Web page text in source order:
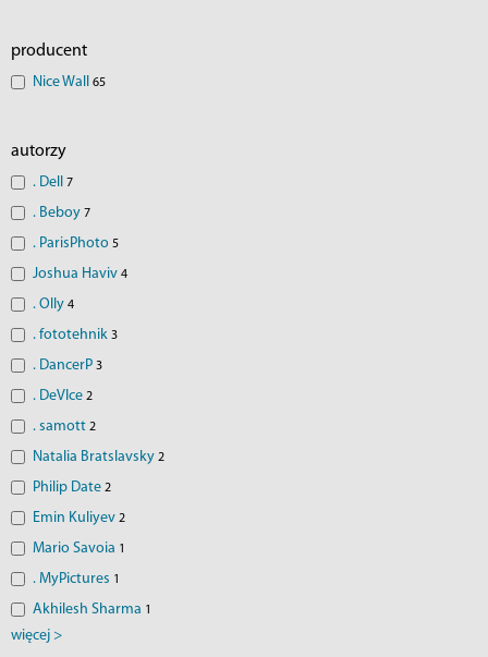
producent
Nice Wall 65
autorzy
. Dell 7
. Beboy 7
. ParisPhoto 5
Joshua Haviv 4
. Olly 4
. fototehnik 3
. DancerP 3
. DeVIce 2
. samott 2
Natalia Bratslavsky 2
Philip Date 2
Emin Kuliyev 2
Mario Savoia 1
. MyPictures 1
Akhilesh Sharma 1
więcej >